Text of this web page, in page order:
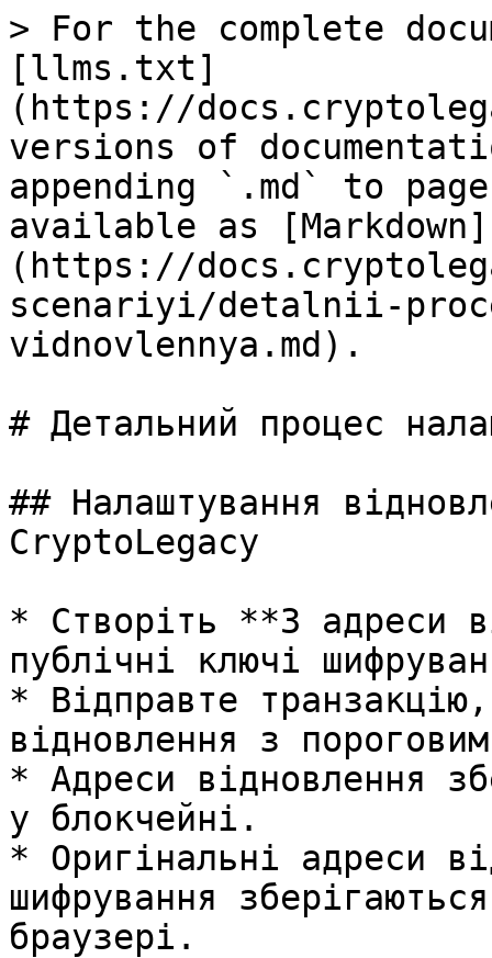
> For the complete
[llms.txt]
(https://
versions of
appending `.md` to
available as [Markdown]
(https://
scenariyi/detalnii-
vidnovlennya.md).
# Детальний процес
## Налаштування
CryptoLegacy
* Створіть **3 адреси
публічні ключі
* Відправте
відновлення з
* Адреси відновлення
у блокчейні.
* Оригінальні адреси
шифрування
браузері.